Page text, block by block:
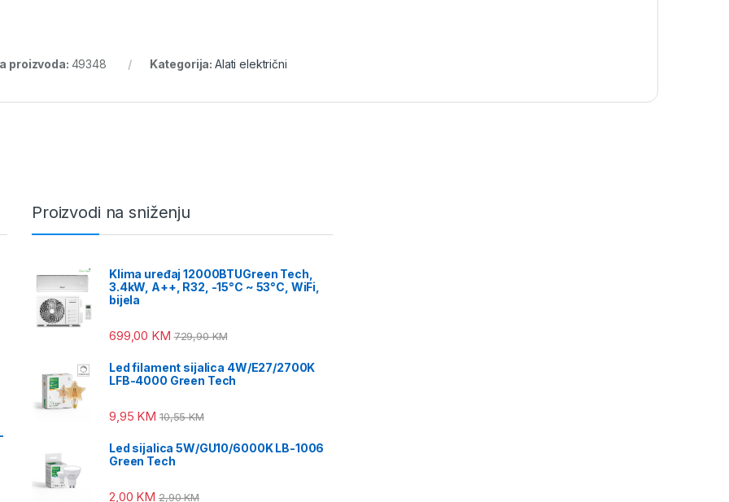
proizvoda: 49348 Kategorija: Alati električni
Proizvodi na sniženju
Klima uređaj 12000BTUGreen Tech,
3.4kW, A++, R32, -15°C ~ 53°C, WiFi,
bijela
699,00 KM 729,90KM
Led filament sijalica 4W/E27/2700K
LFB-4000 Green Tech
9,95 KM 10,55KM
Led sijalica 5W/GU10/6000K LB-1006
Green Tech
2,00 KM 2,90KM